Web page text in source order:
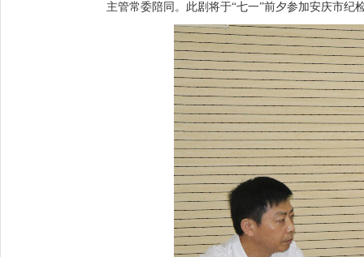
主管常委陪同。此剧将于“七一”前夕参加安庆市纪